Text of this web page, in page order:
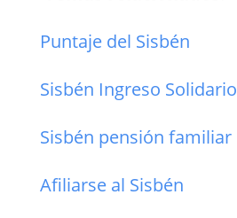
Puntaje del Sisbén
Sisbén Ingreso Solidario
Sisbén pensión familiar
Afiliarse al Sisbén